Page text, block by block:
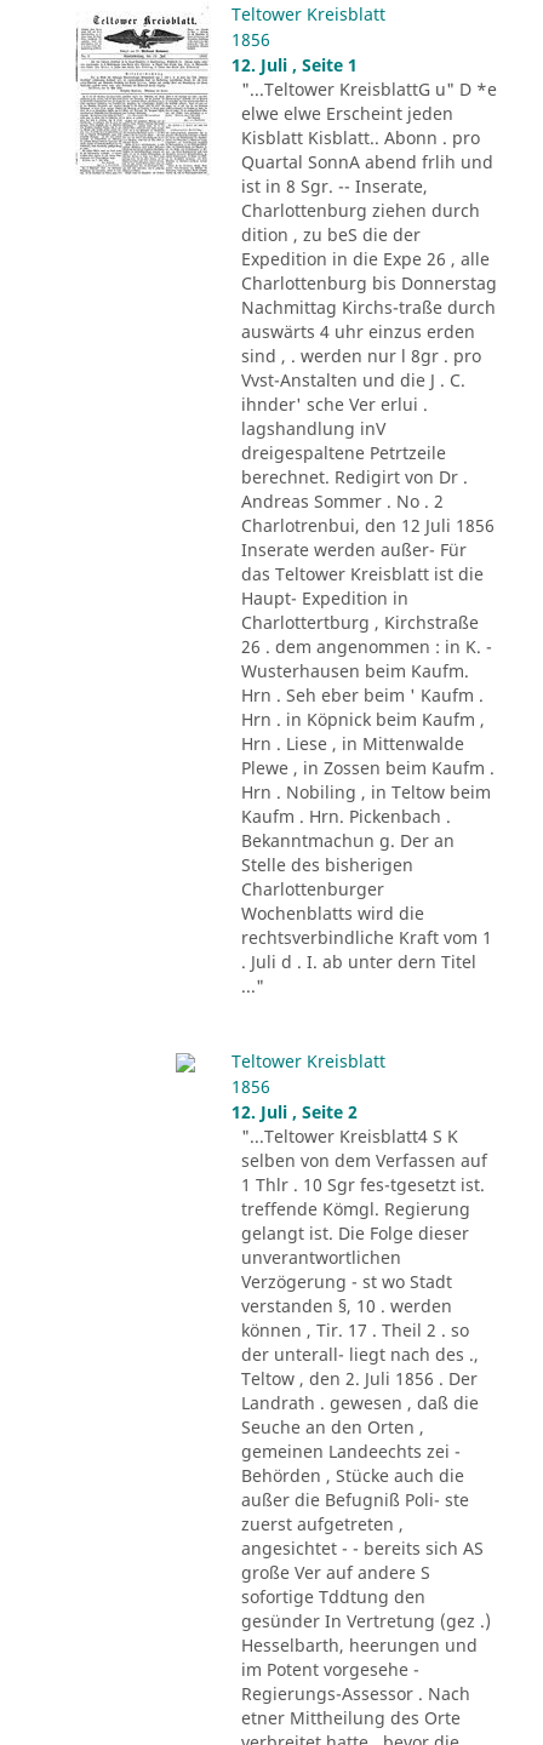
Teltower Kreisblatt
1856
12. Juli , Seite 1
"...Teltower KreisblattG u" D *e
elwe elwe Erscheint jeden
Kisblatt Kisblatt.. Abonn . pro
Quartal SonnA abend frlih und
ist in 8 Sgr. -- Inserate,
Charlottenburg ziehen durch
dition , zu beS die der
Expedition in die Expe 26 , alle
Charlottenburg bis Donnerstag
Nachmittag Kirchs-traße durch
auswärts 4 uhr einzus erden
sind , . werden nur l 8gr . pro
Vvst-Anstalten und die J . C.
ihnder' sche Ver erlui .
lagshandlung inV
dreigespaltene Petrtzeile
berechnet. Redigirt von Dr .
Andreas Sommer . No . 2
Charlotrenbui, den 12 Juli 1856
Inserate werden außer- Für
das Teltower Kreisblatt ist die
Haupt- Expedition in
Charlottertburg , Kirchstraße
26 . dem angenommen : in K. -
Wusterhausen beim Kaufm.
Hrn . Seh eber beim ' Kaufm .
Hrn . in Köpnick beim Kaufm ,
Hrn . Liese , in Mittenwalde
Plewe , in Zossen beim Kaufm .
Hrn . Nobiling , in Teltow beim
Kaufm . Hrn. Pickenbach .
Bekanntmachun g. Der an
Stelle des bisherigen
Charlottenburger
Wochenblatts wird die
rechtsverbindliche Kraft vom 1
. Juli d . I. ab unter dern Titel
..."
Teltower Kreisblatt
1856
12. Juli , Seite 2
"...Teltower Kreisblatt4 S K
selben von dem Verfassen auf
1 Thlr . 10 Sgr fes-tgesetzt ist.
treffende Kömgl. Regierung
gelangt ist. Die Folge dieser
unverantwortlichen
Verzögerung - st wo Stadt
verstanden §, 10 . werden
können , Tir. 17 . Theil 2 . so
der unterall- liegt nach des .,
Teltow , den 2. Juli 1856 . Der
Landrath . gewesen , daß die
Seuche an den Orten ,
gemeinen Landeechts zei -
Behörden , Stücke auch die
außer die Befugniß Poli- ste
zuerst aufgetreten ,
angesichtet - - bereits sich AS
große Ver auf andere S
sofortige Tddtung den
gesünder In Vertretung (gez .)
Hesselbarth, heerungen und
im Potent vorgesehe -
Regierungs-Assessor . Nach
etner Mittheilung des Orte